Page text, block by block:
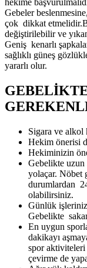
Gebeler
çok dikkat
değiştirilebilir ve
Geniş kenarlı
sağlıklı güneş
yararlı olur.
Sigara ve alkol
Hekim önerisi
Hekiminizin
Gebelikte
yolaçar. Nöbet
durumlardan
olabilirsiniz.
Günlük işleriniz
Gebelikte
En uygun
dakikayı
spor
çevirme de